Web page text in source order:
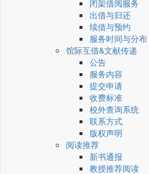
闭架借阅服务
出借与归还
续借与预约
服务时间与分布
馆际互借&文献传递
公告
服务内容
提交申请
收费标准
校外查询系统
联系方式
版权声明
阅读推荐
新书通报
教授推荐阅读